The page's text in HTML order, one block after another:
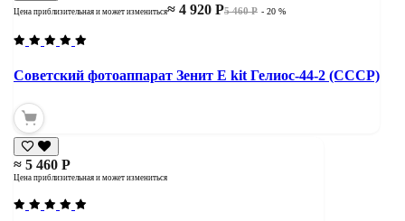
5 460 Р
≈ 4 920 Р
Цена приблизительная и может измениться - 20 %
Советский фотоаппарат Зенит Е kit Гелиос-44-2 (СССР)
≈ 5 460 Р
Цена приблизительная и может измениться